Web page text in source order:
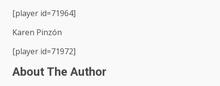
[player id=71964]
Karen Pinzón
[player id=71972]
About The Author